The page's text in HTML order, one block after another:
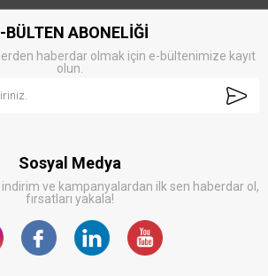
BÜLTEN ABONELİĞİ
haberdar olmak için e-bültenimize kayıt
olun.
Sosyal Medya
ve kampanyalardan ilk sen haberdar ol,
fırsatları yakala!